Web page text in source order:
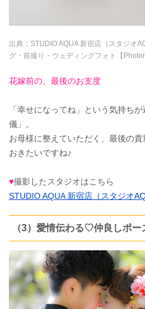
出典： STUDIO AQUA 新宿店（スタジオ
グ・前撮り・ウェディングフォト【
花嫁前の、最後のお支度
「幸せになってね」という気持ち
儀」。
お母様に整えていただく、最後の
おきたいですね♪
♥撮影したスタジオはこちら
STUDIO AQUA 新宿店（スタジオ
（3）愛情伝わる♡仲良しポー